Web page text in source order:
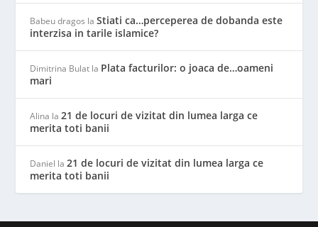
Babeu dragos laStiati ca…perceperea de dobanda este
interzisa in tarile islamice?
Dimitrina Bulat la Plata facturilor: o joaca de…oameni
mari
Alina la21 de locuri de vizitat din lumea larga ce
merita toti banii
Daniel la21 de locuri de vizitat din lumea larga ce
merita toti banii